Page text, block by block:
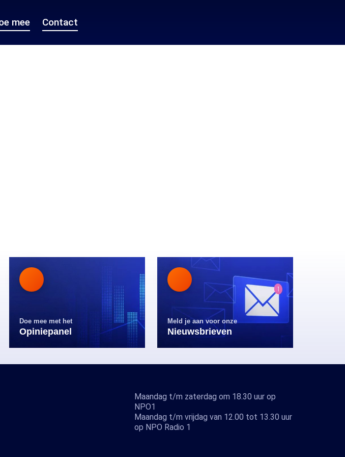
mee Contact
Doe mee met het
Opiniepanel
Meld je aan voor onze
Nieuwsbrieven
Maandag t/m zaterdag om 18.30 uur op
NPO1
Maandag t/m vrijdag van 12.00 tot 13.30 uur
op NPO Radio 1